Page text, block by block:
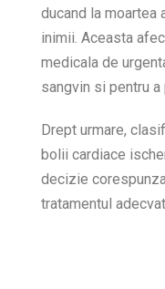
ducand la moartea
inimii. Aceasta
medicala de
sangvin si pentru
Drept urmare,
bolii cardiace
decizie
tratamentul